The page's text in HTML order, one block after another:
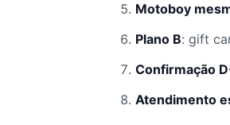
Motoboy
Plano B: gift
Confirmação
Atendimento